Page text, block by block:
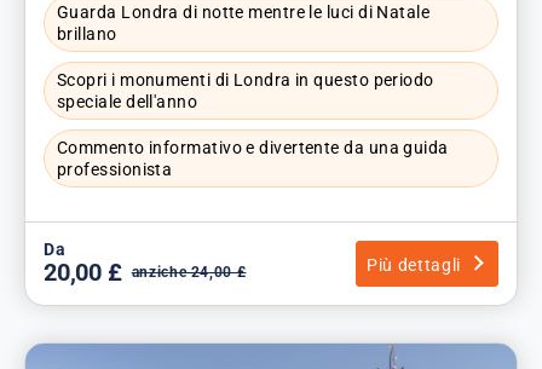
Guarda Londra di notte mentre le luci di Natale
brillano
Scopri i monumenti di Londra in questo periodo
speciale dell'anno
Commento informativo e divertente da una guida
professionista
Da
20,00 £ anziche 24,00 £ Più dettagli